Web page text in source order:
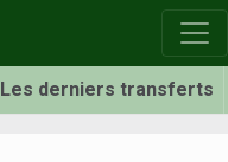
Les derniers transferts